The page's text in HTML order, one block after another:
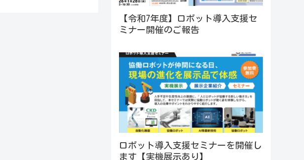
【令和7年度】ロボット導入支援セ
ミナー開催のご報告
ロボット導入支援セミナーを開催し
ます【実機展示あり】